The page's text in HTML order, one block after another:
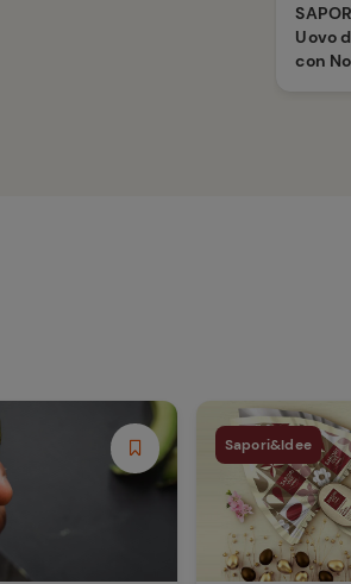
Uovo
con
Sapori&Idee